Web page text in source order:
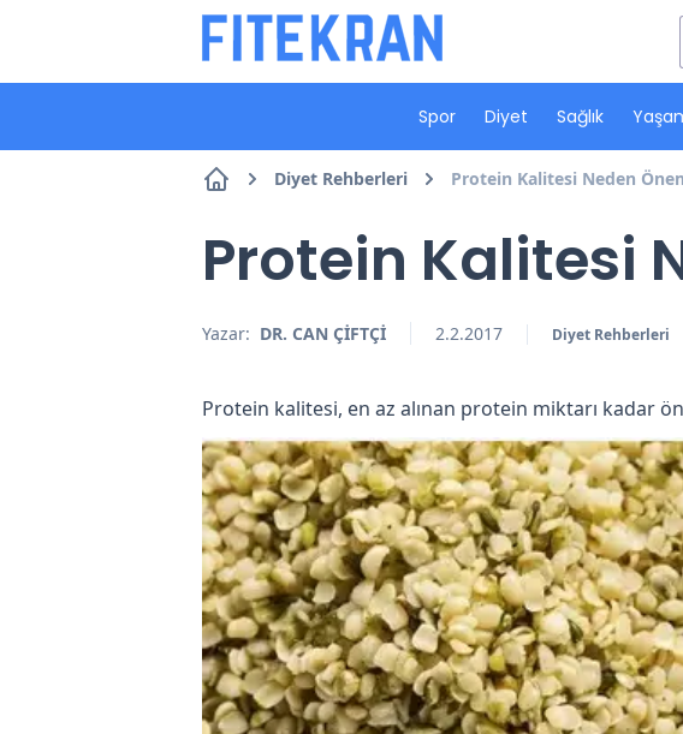
Spor Diyet Sağlık
Diyet Rehberleri Protein Kalitesi Neden
Protein Kalitesi
Yazar: DR. CAN ÇİFTÇİ 2.2.2017 Diyet Rehberleri
Protein kalitesi, en az alınan protein miktarı kadar